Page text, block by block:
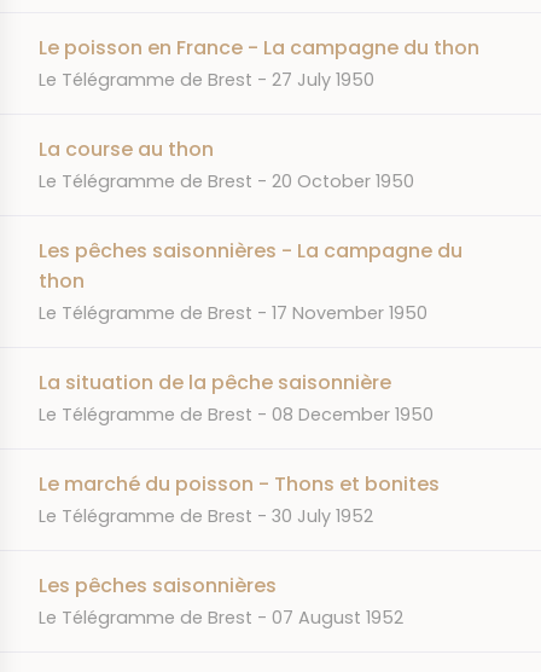
Le poisson en France - La campagne du thon
JOURNAL
Le Télégramme de Brest DATE
27 July 1950
La course au thon
JOURNAL
Le Télégramme de Brest DATE
20 October 1950
Les pêches saisonnières - La campagne du
thon
JOURNAL
Le Télégramme de Brest DATE
17 November 1950
La situation de la pêche saisonnière
JOURNAL
Le Télégramme de Brest DATE
08 December 1950
Le marché du poisson - Thons et bonites
JOURNAL
Le Télégramme de Brest DATE
30 July 1952
Les pêches saisonnières
JOURNAL
Le Télégramme de Brest DATE
07 August 1952